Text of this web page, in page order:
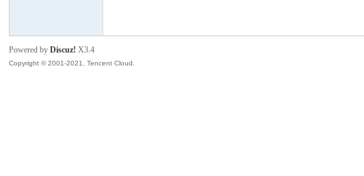
Powered byDiscuz! X3.4
Copyright © 2001-2021, Tencent Cloud.